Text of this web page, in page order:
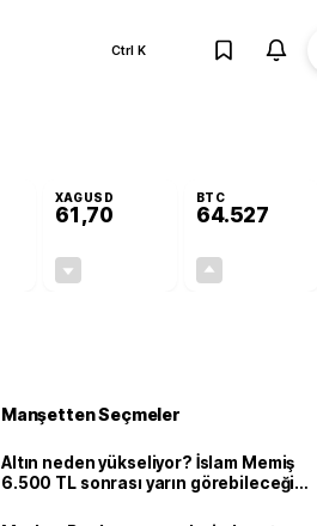
Ctrl K
XAGUSD
61,70
BTC
64.527
Manşetten Seçmeler
Altın neden yükseliyor? İslam Memiş
6.500 TL sonrası yarın görebileceği